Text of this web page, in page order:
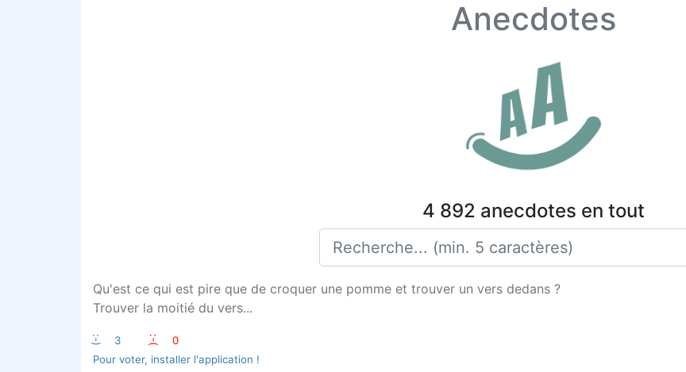
Anecdotes
4 892 anecdotes en tout
Qu'est ce qui est pire que de croquer une pomme et trouver un vers dedans ?
Trouver la moitié du vers...
:-) 3 :-(
0
Pour voter, installer l'application !